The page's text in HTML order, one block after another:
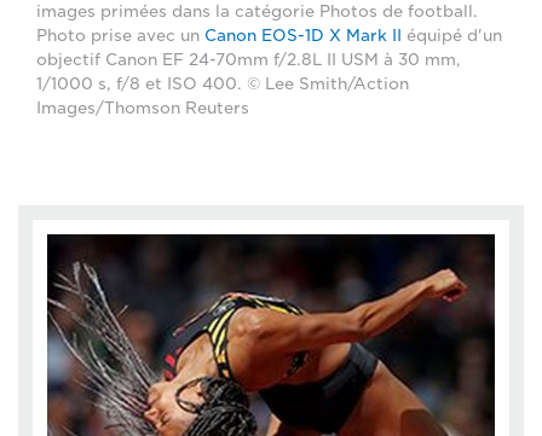
images primées dans la catégorie Photos de football.
Photo prise avec un Canon EOS-1D X Mark II
équipé d'un
objectif Canon EF 24-70mm f/2.8L II USM à 30 mm,
1/1000 s, f/8 et ISO 400. © Lee Smith/Action
Images/Thomson Reuters